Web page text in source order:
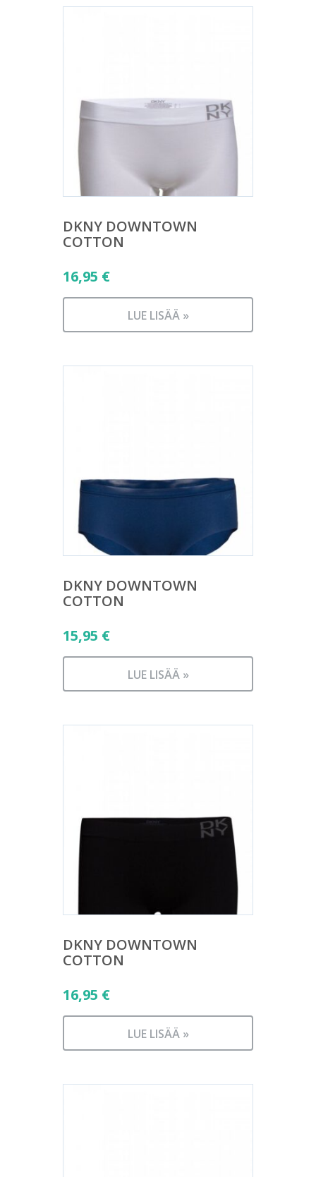
DKNY DOWNTOWN
COTTON
16,95 €
LUE LISÄÄ »
DKNY DOWNTOWN
COTTON
15,95 €
LUE LISÄÄ »
DKNY DOWNTOWN
COTTON
16,95 €
LUE LISÄÄ »